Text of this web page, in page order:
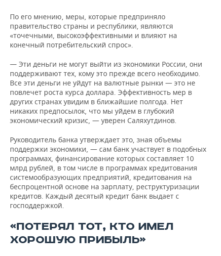
По его мнению, меры, которые предприняло
правительство страны и республики, являются
«точечными, высокоэффективными и влияют на
конечный потребительский спрос».
— Эти деньги не могут выйти из экономики России, они
поддерживают тех, кому это прежде всего необходимо.
Все эти деньги не уйдут на валютные рынки — это не
повлечет роста курса доллара. Эффективность мер в
других странах увидим в ближайшие полгода. Нет
никаких предпосылок, что мы уйдем в глубокий
экономический кризис, — уверен Саляхутдинов.
Руководитель банка утверждает это, зная объемы
поддержки экономики, — сам банк участвует в подобных
программах, финансирование которых составляет 10
млрд рублей, в том числе в программах кредитования
системообразующих предприятий, кредитования на
беспроцентной основе на зарплату, реструктуризации
кредитов. Каждый десятый кредит банк выдает с
господдержкой.
«ПОТЕРЯЛ ТОТ, КТО ИМЕЛ
ХОРОШУЮ ПРИБЫЛЬ»